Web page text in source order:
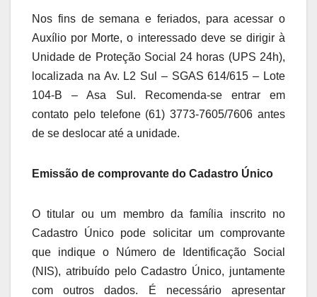
Nos fins de semana e feriados, para acessar o
Auxílio por Morte, o interessado deve se dirigir à
Unidade de Proteção Social 24 horas (UPS 24h),
localizada na Av. L2 Sul – SGAS 614/615 – Lote
104-B – Asa Sul. Recomenda-se entrar em
contato pelo telefone (61) 3773-7605/7606 antes
de se deslocar até a unidade.
Emissão de comprovante do Cadastro Único
O titular ou um membro da família inscrito no
Cadastro Único pode solicitar um comprovante
que indique o Número de Identificação Social
(NIS), atribuído pelo Cadastro Único, juntamente
com outros dados. É necessário apresentar